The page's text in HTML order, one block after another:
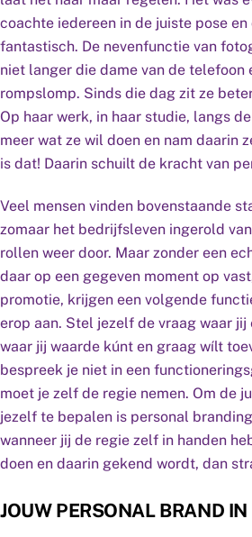
coachte iedereen in de juiste pose
fantastisch. De nevenfunctie van
niet langer die dame van de telefoon
rompslomp. Sinds die dag zit ze
Op haar werk, in haar studie, langs
meer wat ze wil doen en nam daarin
is dat! Daarin schuilt de kracht van
Veel mensen vinden bovenstaande
zomaar het bedrijfsleven ingerold
rollen weer door. Maar zonder een
daar op een gegeven moment op
promotie, krijgen een volgende
erop aan. Stel jezelf de vraag waar jij
waar jij waarde kúnt en graag wílt
bespreek je niet in een
moet je zelf de regie nemen. Om de
jezelf te bepalen is personal
wanneer jij de regie zelf in handen
doen en daarin gekend wordt, dan
JOUW PERSONAL BRAND